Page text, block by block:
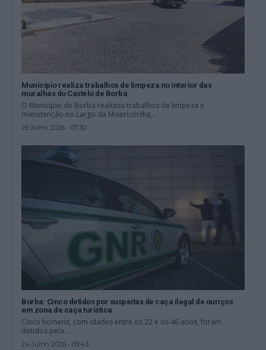
Município realiza trabalhos de limpeza no interior das
muralhas do Castelo de Borba
O Município de Borba realizou trabalhos de limpeza e
manutenção no Largo da Misericórdia,...
29 Julho, 2026 - 07:30
Borba: Cinco detidos por suspeitas de caça ilegal de ouriços
em zona de caça turística
Cinco homens, com idades entre os 22 e os 46 anos, foram
detidos pela...
24 Julho, 2026 - 09:43